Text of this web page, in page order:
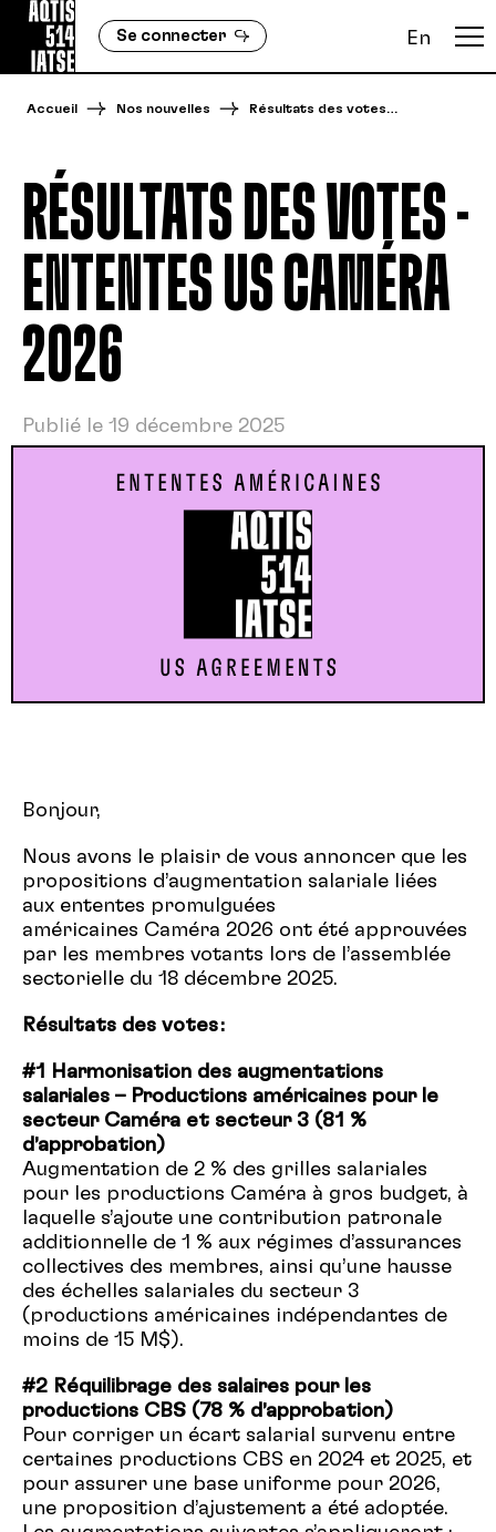
Se connecter En
Accueil Nos nouvelles Résultats des votes…
RÉSULTATS DES VOTES -
ENTENTES US CAMÉRA
2026
Publié le 19 décembre 2025
Bonjour,
Nous avons le plaisir de vous annoncer que les
propositions d’augmentation salariale liées
aux ententes promulguées
américaines Caméra 2026 ont été approuvées
par les membres votants lors de l’assemblée
sectorielle du 1 8 décembre 2025.
Résultats des votes:
#1 Harmonisation des augmentations
salariales – Productions américaines pour le
secteur Caméra et secteur 3 (81 %
d’approbation)
Augmentation de 2 % des grilles salariales
pour les productions Caméra à gros budget, à
laquelle s’ajoute une contribution patronale
additionnelle de 1 % aux régimes d’assurances
collectives des membres, ainsi qu’une hausse
des échelles salariales du secteur 3
(productions américaines indépendantes de
moins de 15 M$).
#2 Réquilibrage des salaires pour les
productions CBS (78 % d’approbation)
Pour corriger un écart salarial survenu entre
certaines productions CBS en 2024 et 2025, et
pour assurer une base uniforme pour 2026,
une proposition d’ajustement a été adoptée.